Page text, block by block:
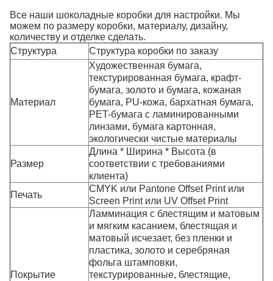
Все наши шоколадные коробки для настройки. Мы
можем по размеру коробки, материалу, дизайну,
количеству и отделке сделать.
Структура
Структура коробки по заказу
Материал
Художественная бумага,
текстурированная бумага, крафт-
бумага, золото и бумага, кожаная
бумага, PU-кожа, бархатная бумага,
PET-бумага с ламинированными
линзами, бумага картонная,
экологически чистые материалы
Размер
Длина * Ширина * Высота (в
соответствии с требованиями
клиента)
Печать
CMYK или Pantone Offset Print или
Screen Print или UV Offset Print
Покрытие
Ламминация с блестящим и матовым
и мягким касанием, блестящая и
матовый исчезает, без пленки и
пластика, золото и серебряная
фольга штамповки,
текстурированные, блестящие,